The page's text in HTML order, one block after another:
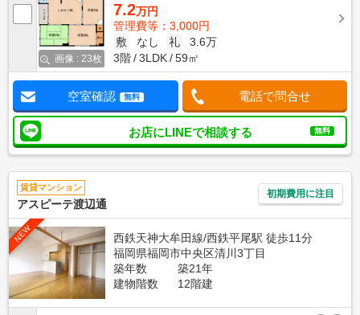
画像 : 23枚
7.2万円
管理費等：3,000円
敷
なし 礼
3.6万
3階
3LDK 59㎡
空室確認 無料 電話で問合せ
お店にLINEで相談する 無料
賃貸マンション
アスピーテ渡辺通
初期費用に注目
NEW
西鉄天神大牟田線/西鉄平尾駅 徒歩11分
福岡県福岡市中央区清川3丁目
築年数
築21年
建物階数
12階建